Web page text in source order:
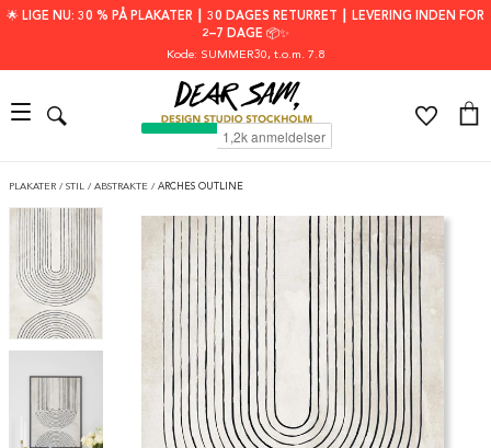
🌟 LIGE NU: 30 % PÅ PLAKATER ┃ 30 DAGES RETURRET ┃ LEVERING INDEN FOR
2–7 DAGE 📦✨
Kode: SUMMER30, t.o.m. 7.8
PLAKATER / STIL / ABSTRAKTE / ARCHES OUTLINE